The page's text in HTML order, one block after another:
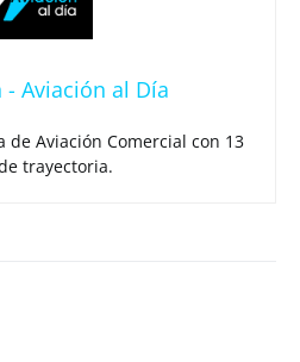
- Aviación al Día
de Aviación Comercial con 13
trayectoria.